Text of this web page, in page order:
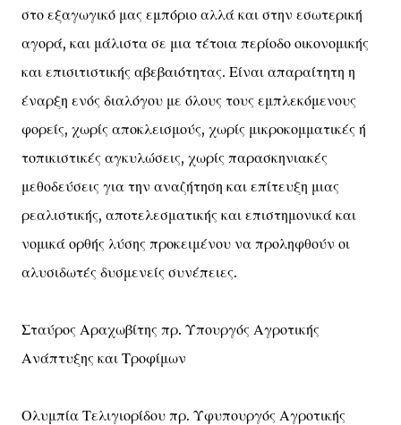
στο εξαγωγικό μας εμπόριο αλλά και στην εσωτερική
αγορά, και μάλιστα σε μια τέτοια περίοδο οικονομικής
και επισιτιστικής αβεβαιότητας. Είναι απαραίτητη η
έναρξη ενός διαλόγου με όλους τους εμπλεκόμενους
φορείς, χωρίς αποκλεισμούς, χωρίς μικροκομματικές ή
τοπικιστικές αγκυλώσεις, χωρίς παρασκηνιακές
μεθοδεύσεις για την αναζήτηση και επίτευξη μιας
ρεαλιστικής, αποτελεσματικής και επιστημονικά και
νομικά ορθής λύσης προκειμένου να προληφθούν οι
αλυσιδωτές δυσμενείς συνέπειες.
Σταύρος Αραχωβίτης πρ. Υπουργός Αγροτικής
Ανάπτυξης και Τροφίμων
Ολυμπία Τελιγιορίδου πρ. Υφυπουργός Αγροτικής